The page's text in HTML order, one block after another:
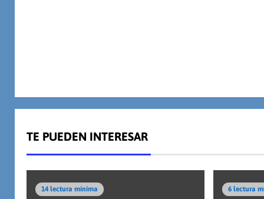
TE PUEDEN INTERESAR
14 lectura mínima 6 lectura